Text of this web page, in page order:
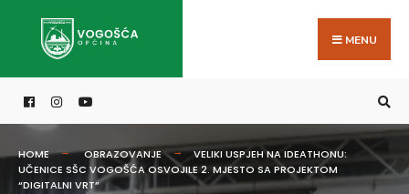
MENU
HOME OBRAZOVANJE
VELIKI USPJEH NA IDEATHONU:
UČENICE SŠC VOGOŠĆA OSVOJILE 2. MJESTO SA PROJEKTOM
“DIGITALNI VRT”
for: